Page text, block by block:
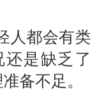
人都会有类
是缺乏了
备不足。